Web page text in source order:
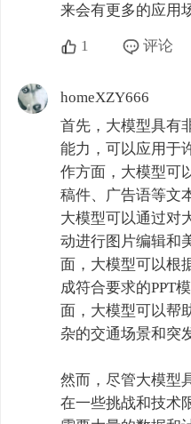
来会有更多的应用
1 评论
homeXZY666
首先，大模型具有
能力，可以应用于
作方面，大模型可
稿件、广告语等文
大模型可以通过对
动进行图片编辑和
面，大模型可以根
成符合要求的PPT
面，大模型可以帮
杂的交通场景和突
然而，尽管大模型
在一些挑战和技术